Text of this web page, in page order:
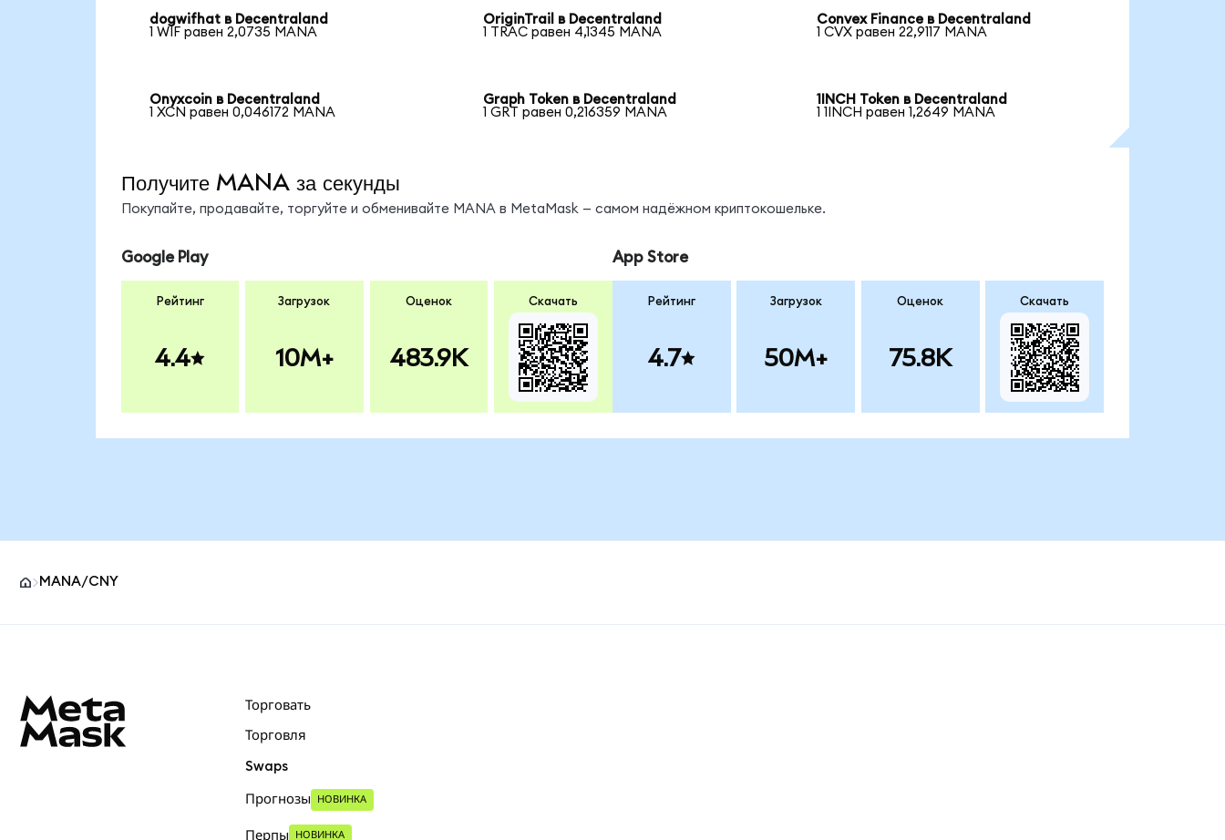
dogwifhat в Decentraland
1 WIF равен 2,0735 MANA
OriginTrail в Decentraland
1 TRAC равен 4,1345 MANA
Convex Finance в Decentraland
1 CVX равен 22,9117 MANA
Onyxcoin в Decentraland
1 XCN равен 0,046172 MANA
Graph Token в Decentraland
1 GRT равен 0,216359 MANA
1INCH Token в Decentraland
1 1INCH равен 1,2649 MANA
Получите MANA за секунды
Покупайте, продавайте, торгуйте и обменивайте MANA в MetaMask — самом надёжном криптокошельке.
Google Play
Рейтинг
4.4
Загрузок
10M+
Оценок
483.9K
Скачать
App Store
Рейтинг
4.7
Загрузок
50M+
Оценок
75.8K
Скачать
MANA/CNY
Торговать
Торговля
Swaps
Прогнозы НОВИНКА
Перпы НОВИНКА